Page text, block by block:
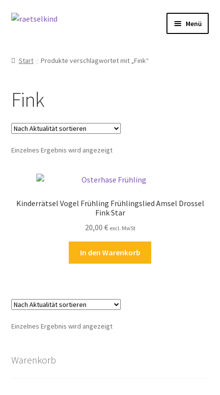
Zur
Zum
Menü
Cookie-Richtlinie (EU)
Datenschutzbelehrung
Echtheit von Bewertungen
Impressum
Mein Konto
Über Rätselkind
Start Produkte verschlagwortet mit „Fink“
Fink
Einzelnes Ergebnis wird angezeigt
Kinderrätsel Vogel Frühling Frühlingslied Amsel Drossel
Fink Star
20,00 € excl. MwSt
In den Warenkorb
Einzelnes Ergebnis wird angezeigt
Warenkorb